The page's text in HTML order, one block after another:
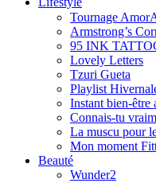
Tournage
Armstrong’s
95 INK
Lovely Letters
Tzuri Gueta
Playlist
Instant bien-être
Connais-tu
La muscu pour
Mon moment
Beauté
Wunder2